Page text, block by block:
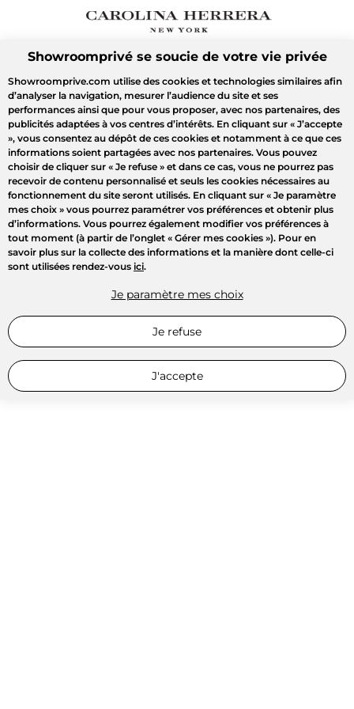
Showroomprivé se soucie de votre vie privée
Showroomprive.com utilise des cookies et technologies similaires afin
d’analyser la navigation, mesurer l’audience du site et ses
performances ainsi que pour vous proposer, avec nos partenaires, des
publicités adaptées à vos centres d’intérêts. En cliquant sur « J’accepte
», vous consentez au dépôt de ces cookies et notamment à ce que ces
informations soient partagées avec nos partenaires. Vous pouvez
choisir de cliquer sur « Je refuse » et dans ce cas, vous ne pourrez pas
recevoir de contenu personnalisé et seuls les cookies nécessaires au
fonctionnement du site seront utilisés. En cliquant sur « Je paramètre
mes choix » vous pourrez paramétrer vos préférences et obtenir plus
d’informations. Vous pourrez également modifier vos préférences à
tout moment (à partir de l’onglet « Gérer mes cookies »). Pour en
savoir plus sur la collecte des informations et la manière dont celle-ci
sont utilisées rendez-vous ici.
Je paramètre mes choix
Je refuse
J'accepte